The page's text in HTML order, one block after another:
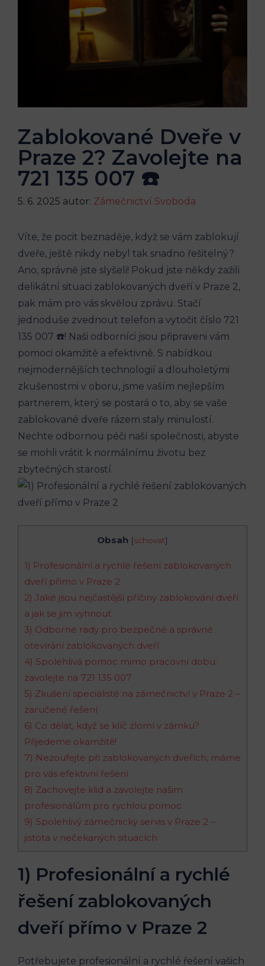
Zablokované Dveře v
Praze 2? Zavolejte na
721 135 007 ☎️
5. 6. 2025 autor: Zámečnictví Svoboda
Víte, že pocit beznaděje, když se vám zablokují
dveře, ještě nikdy nebyl tak snadno řešitelný?
Ano, správně jste slyšeli! Pokud jste někdy zažili
delikátní situaci zablokovaných dveří v Praze 2,
pak mám pro vás skvělou zprávu. Stačí
jednoduše zvednout telefon a vytočit číslo 721
135 007 ☎️! Naši odborníci jsou připraveni vám
pomoci okamžitě a efektivně. S nabídkou
nejmodernějších technologií a dlouholetými
zkušenostmi v oboru, jsme vaším nejlepším
partnerem, který se postará o to, aby se vaše
zablokované dveře rázem staly minulostí.
Nechte odbornou péči naší společnosti, abyste
se mohli vrátit k normálnímu životu bez
zbytečných starostí.
Obsah [schovat]
1) Profesionální a rychlé řešení zablokovaných
dveří přímo v Praze 2
2) Jaké jsou nejčastější příčiny zablokování dveří
a jak se jim vyhnout
3) Odborné rady pro bezpečné a správné
otevírání zablokovaných dveří
4) Spolehlivá pomoc mimo pracovní dobu:
zavolejte na 721 135 007
5) Zkušení specialisté na zámečnictví v Praze 2 –
zaručené řešení
6) Co dělat, když se klíč zlomí v zámku?
Přijedeme okamžitě!
7) Nezoufejte při zablokovaných dveřích, máme
pro vás efektivní řešení
8) Zachovejte klid a zavolejte našim
profesionálům pro rychlou pomoc
9) Spolehlivý zámečnický servis v Praze 2 –
jistota v nečekaných situacích
1) Profesionální a rychlé
řešení zablokovaných
dveří přímo v Praze 2
Potřebujete profesionální a rychlé řešení vašich